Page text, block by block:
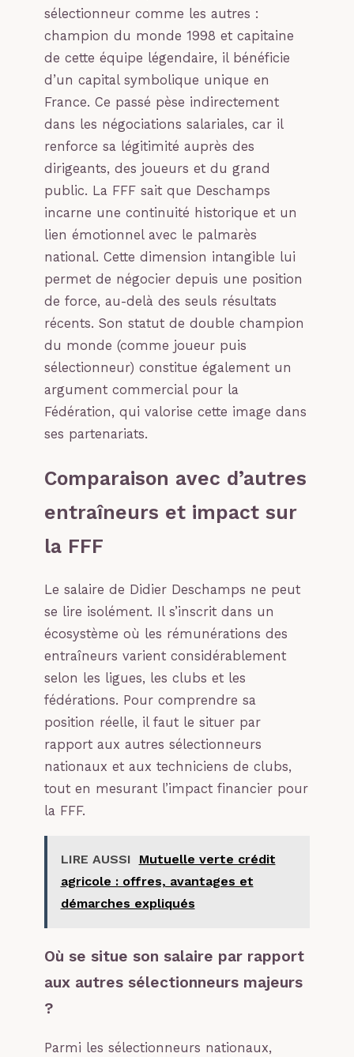
sélectionneur comme les autres :
champion du monde 1998 et capitaine
de cette équipe légendaire, il bénéficie
d’un capital symbolique unique en
France. Ce passé pèse indirectement
dans les négociations salariales, car il
renforce sa légitimité auprès des
dirigeants, des joueurs et du grand
public. La FFF sait que Deschamps
incarne une continuité historique et un
lien émotionnel avec le palmarès
national. Cette dimension intangible lui
permet de négocier depuis une position
de force, au-delà des seuls résultats
récents. Son statut de double champion
du monde (comme joueur puis
sélectionneur) constitue également un
argument commercial pour la
Fédération, qui valorise cette image dans
ses partenariats.
Comparaison avec d’autres
entraîneurs et impact sur
la FFF
Le salaire de Didier Deschamps ne peut
se lire isolément. Il s’inscrit dans un
écosystème où les rémunérations des
entraîneurs varient considérablement
selon les ligues, les clubs et les
fédérations. Pour comprendre sa
position réelle, il faut le situer par
rapport aux autres sélectionneurs
nationaux et aux techniciens de clubs,
tout en mesurant l’impact financier pour
la FFF.
LIRE AUSSI
Mutuelle verte crédit
agricole : offres, avantages et
démarches expliqués
Où se situe son salaire par rapport
aux autres sélectionneurs majeurs
?
Parmi les sélectionneurs nationaux,